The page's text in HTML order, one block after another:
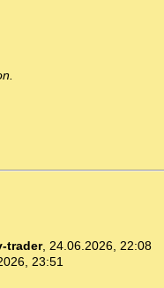
trader, 24.06.2026, 22:08
23:51